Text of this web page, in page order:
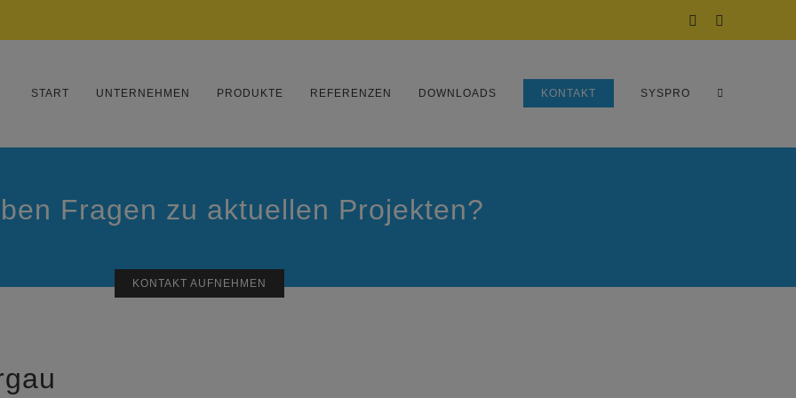
Facebook
START UNTERNEHMEN PRODUKTE REFERENZEN DOWNLOADS KONTAKT SYSPRO
Fragen zu aktuellen Projekten?
KONTAKT AUFNEHMEN